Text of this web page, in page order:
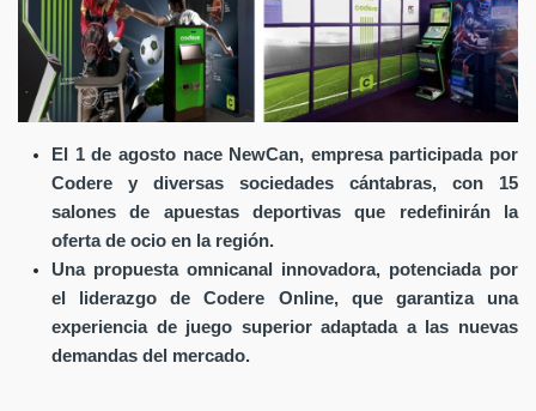
El 1 de agosto nace NewCan, empresa participada por
Codere y diversas sociedades cántabras, con 15
salones de apuestas deportivas que redefinirán la
oferta de ocio en la región.
Una propuesta omnicanal innovadora, potenciada por
el liderazgo de Codere Online, que garantiza una
experiencia de juego superior adaptada a las nuevas
demandas del mercado.